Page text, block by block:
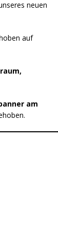
neuen
auf
am